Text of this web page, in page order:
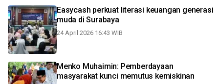
Easycash perkuat literasi keuangan generasi
muda di Surabaya
24 April 2026 16:43 WIB
Menko Muhaimin: Pemberdayaan
masyarakat kunci memutus kemiskinan